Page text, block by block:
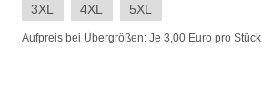
3XL 4XL 5XL
Aufpreis bei Übergrößen: Je 3,00 Euro pro Stück